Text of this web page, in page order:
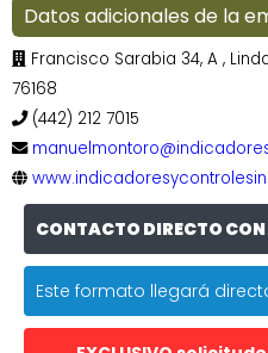
Datos adicionales de la
Francisco Sarabia 34, A ,
76168
(442) 212 7015
CONTACTO DIRECTO CON
Este formato llegará